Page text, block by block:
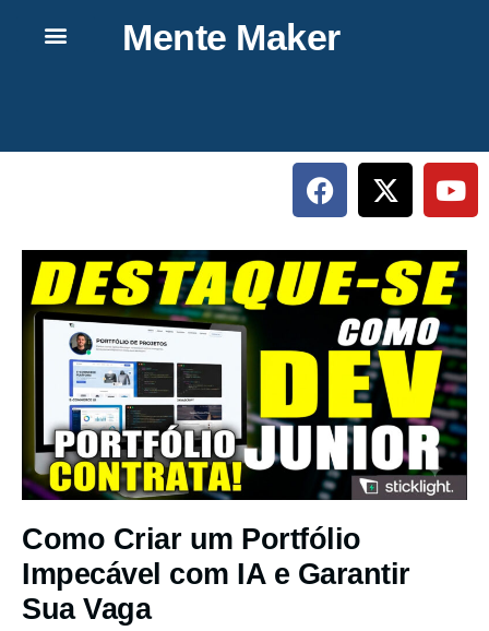
Mente Maker
Como Criar um Portfólio
Impecável com IA e Garantir
Sua Vaga